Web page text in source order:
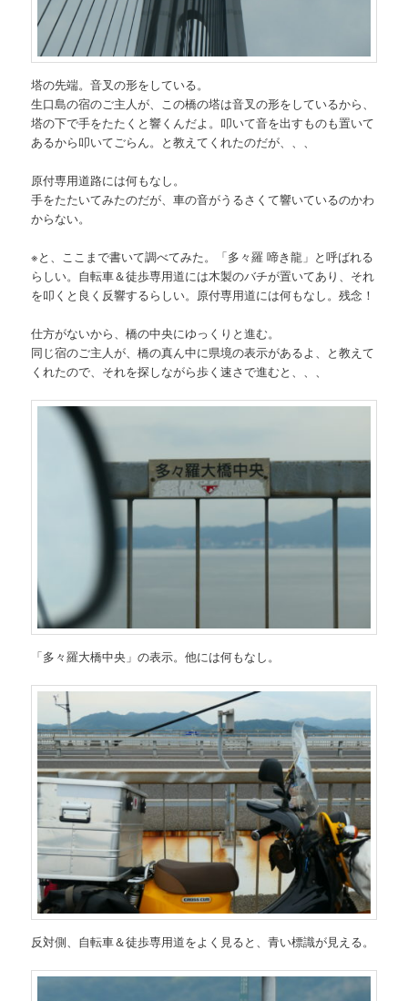
塔の先端。音叉の形をしている。
生口島の宿のご主人が、この橋の塔は音叉の形をしているから、
塔の下で手をたたくと響くんだよ。叩いて音を出すものも置いて
あるから叩いてごらん。と教えてくれたのだが、、、
原付専用道路には何もなし。
手をたたいてみたのだが、車の音がうるさくて響いているのかわ
からない。
※と、ここまで書いて調べてみた。「多々羅 啼き龍」と呼ばれる
らしい。自転車＆徒歩専用道には木製のバチが置いてあり、それ
を叩くと良く反響するらしい。原付専用道には何もなし。残念！
仕方がないから、橋の中央にゆっくりと進む。
同じ宿のご主人が、橋の真ん中に県境の表示があるよ、と教えて
くれたので、それを探しながら歩く速さで進むと、、、
「多々羅大橋中央」の表示。他には何もなし。
反対側、自転車＆徒歩専用道をよく見ると、青い標識が見える。